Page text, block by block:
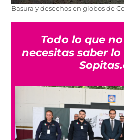
Basura y desechos en globos de
Todo lo que
necesitas saber